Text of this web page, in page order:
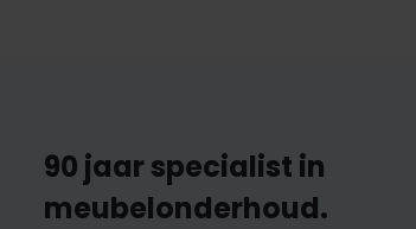
90 jaar specialist in
meubelonderhoud.